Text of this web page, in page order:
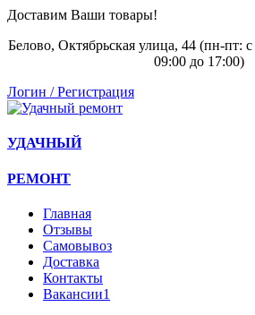
Доставим Ваши товары!
Белово, Октябрьская улица, 44 (пн-пт: с
09:00 до 17:00)
Логин / Регистрация
УДАЧНЫЙ
РЕМОНТ
Главная
Отзывы
Самовывоз
Доставка
Контакты
Вакансии1